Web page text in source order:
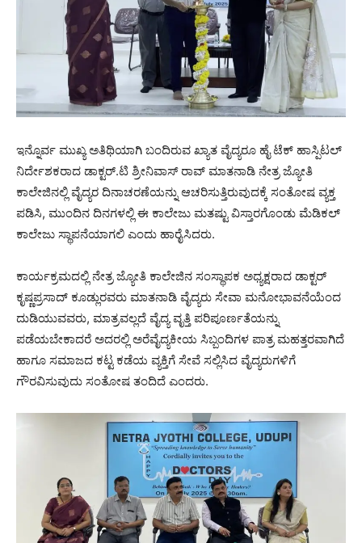
ಇನ್ನೊರ್ವ ಮುಖ್ಯ ಅತಿಥಿಯಾಗಿ ಬಂದಿರುವ ಖ್ಯಾತ ವೈದ್ಯರೂ ಹೈ ಟೆಕ್ ಹಾಸ್ಪಿಟಲ್
ನಿರ್ದೇಶಕರಾದ ಡಾಕ್ಟರ್.ಟಿ ಶ್ರೀನಿವಾಸ್ ರಾವ್ ಮಾತನಾಡಿ ನೇತ್ರ ಜ್ಯೋತಿ
ಕಾಲೇಜಿನಲ್ಲಿ ವೈದ್ಯರ ದಿನಾಚರಣೆಯನ್ನು ಆಚರಿಸುತ್ತಿರುವುದಕ್ಕೆ ಸಂತೋಷ ವ್ಯಕ್ತ
ಪಡಿಸಿ, ಮುಂದಿನ ದಿನಗಳಲ್ಲಿ ಈ ಕಾಲೇಜು ಮತಷ್ಟು ವಿಸ್ತಾರಗೊಂಡು ಮೆಡಿಕಲ್
ಕಾಲೇಜು ಸ್ಥಾಪನೆಯಾಗಲಿ ಎಂದು ಹಾರೈಸಿದರು.
ಕಾರ್ಯಕ್ರಮದಲ್ಲಿ ನೇತ್ರ ಜ್ಯೋತಿ ಕಾಲೇಜಿನ ಸಂಸ್ಥಾಪಕ ಅಧ್ಯಕ್ಷರಾದ ಡಾಕ್ಟರ್
ಕೃಷ್ಣಪ್ರಸಾದ್ ಕೂಡ್ಲುರವರು ಮಾತನಾಡಿ ವೈದ್ಯರು ಸೇವಾ ಮನೋಭಾವನೆಯೆಂದ
ದುಡಿಯುವವರು, ಮಾತ್ರವಲ್ಲದೆ ವೈದ್ಯ ವೃತ್ತಿ ಪರಿಪೂರ್ಣತೆಯನ್ನು
ಪಡೆಯಬೇಕಾದರೆ ಅದರಲ್ಲಿ ಅರೆವೈದ್ಯಕೀಯ ಸಿಬ್ಬಂದಿಗಳ ಪಾತ್ರ ಮಹತ್ತರವಾಗಿದೆ
ಹಾಗೂ ಸಮಾಜದ ಕಟ್ಟ ಕಡೆಯ ವ್ಯಕ್ತಿಗೆ ಸೇವೆ ಸಲ್ಲಿಸಿದ ವೈದ್ಯರುಗಳಿಗೆ
ಗೌರವಿಸುವುದು ಸಂತೋಷ ತಂದಿದೆ ಎಂದರು.